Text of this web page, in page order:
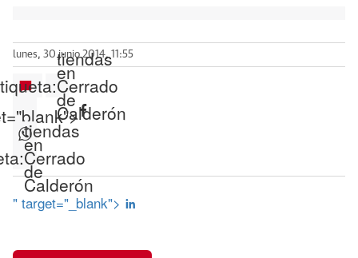
lunes, 30 junio 2014, 11:55
tiendas
en
Cerrado
de
Calderón
tiendas
en
Cerrado
de
Calderón
" target="_blank">